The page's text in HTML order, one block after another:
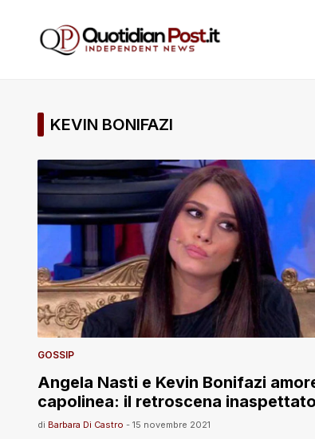
KEVIN BONIFAZI
GOSSIP
Angela Nasti e Kevin Bonifazi
capolinea: il retroscena inaspettato
di Barbara Di Castro - 15 novembre 2021